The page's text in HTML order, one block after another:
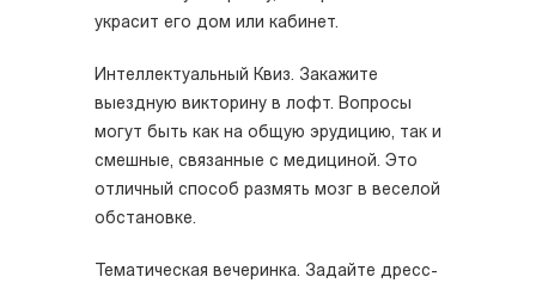
украсит его дом или кабинет.
Интеллектуальный Квиз. Закажите
выездную викторину в лофт. Вопросы
могут быть как на общую эрудицию, так и
смешные, связанные с медициной. Это
отличный способ размять мозг в веселой
обстановке.
Тематическая вечеринка. Задайте дресс-